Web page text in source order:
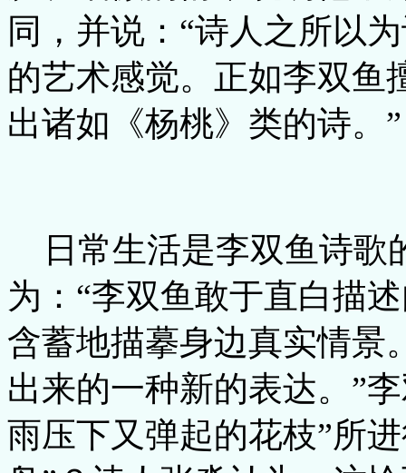
同，并说：“诗人之所以
的艺术感觉。正如李双鱼
出诸如《杨桃》类的诗。”
日常生活是李双鱼诗
为：“李双鱼敢于直白描
含蓄地描摹身边真实情景
出来的一种新的表达。”
雨压下又弹起的花枝”所